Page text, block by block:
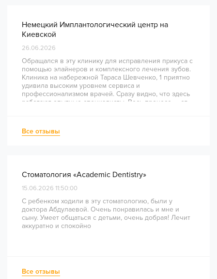
Немецкий Имплантологический центр на
Киевской
26.06.2026
Обращался в эту клинику для исправления прикуса с
помощью элайнеров и комплексного лечения зубов.
Клиника на набережной Тараса Шевченко, 1 приятно
удивила высоким уровнем сервиса и
профессионализмом врачей. Сразу видно, что здесь
работают опытные специалисты. Весь процесс — от
непростое перелечивание каналов прошло
комфортно и безболезненно. Рекомендую всем, кто
Все отзывы
Стоматология «Academic Dentistry»
15.06.2026 11:50:00
С ребенком ходили в эту стоматологию, были у
доктора Абдулаевой. Очень понравилась и мне и
сыну. Умеет общаться с детьми, очень добрая! Лечит
аккуратно и спокойно
Все отзывы